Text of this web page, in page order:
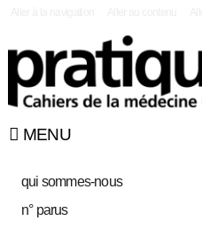
MENU
qui sommes-nous
n° parus